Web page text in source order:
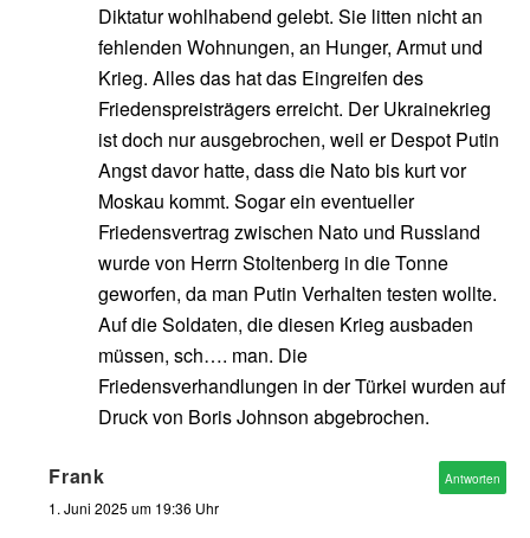
Diktatur wohlhabend gelebt. Sie litten nicht an
fehlenden Wohnungen, an Hunger, Armut und
Krieg. Alles das hat das Eingreifen des
Friedenspreisträgers erreicht. Der Ukrainekrieg
ist doch nur ausgebrochen, weil er Despot Putin
Angst davor hatte, dass die Nato bis kurt vor
Moskau kommt. Sogar ein eventueller
Friedensvertrag zwischen Nato und Russland
wurde von Herrn Stoltenberg in die Tonne
geworfen, da man Putin Verhalten testen wollte.
Auf die Soldaten, die diesen Krieg ausbaden
müssen, sch…. man. Die
Friedensverhandlungen in der Türkei wurden auf
Druck von Boris Johnson abgebrochen.
Frank
1. Juni 2025 um 19:36 Uhr
Antworten